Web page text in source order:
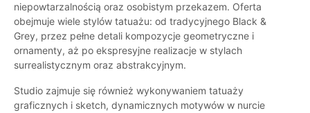
niepowtarzalnością oraz osobistym przekazem. Oferta
obejmuje wiele stylów tatuażu: od tradycyjnego Black &
Grey, przez pełne detali kompozycje geometryczne i
ornamenty, aż po ekspresyjne realizacje w stylach
surrealistycznym oraz abstrakcyjnym.
Studio zajmuje się również wykonywaniem tatuaży
graficznych i sketch, dynamicznych motywów w nurcie